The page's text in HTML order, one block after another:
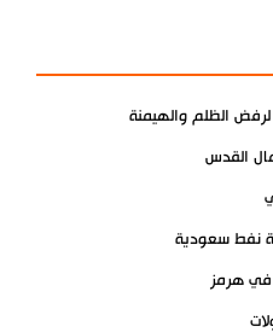
الظلم والهيمنة
القدس
نفط سعودية
في هرمز